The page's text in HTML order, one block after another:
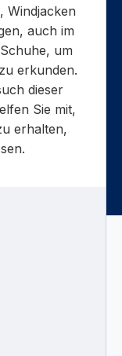
Windjacken
auch im
um
erkunden.
dieser
Sie mit,
erhalten,